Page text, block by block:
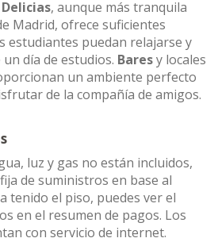
Delicias, aunque más tranquila
Madrid, ofrece suficientes
estudiantes puedan relajarse y
día de estudios. Baresy locales
un ambiente perfecto
de la compañía de amigos.
luz y gas no están incluidos,
de suministros en base al
tenido el piso, puedes ver el
en el resumen de pagos. Los
con servicio de internet.